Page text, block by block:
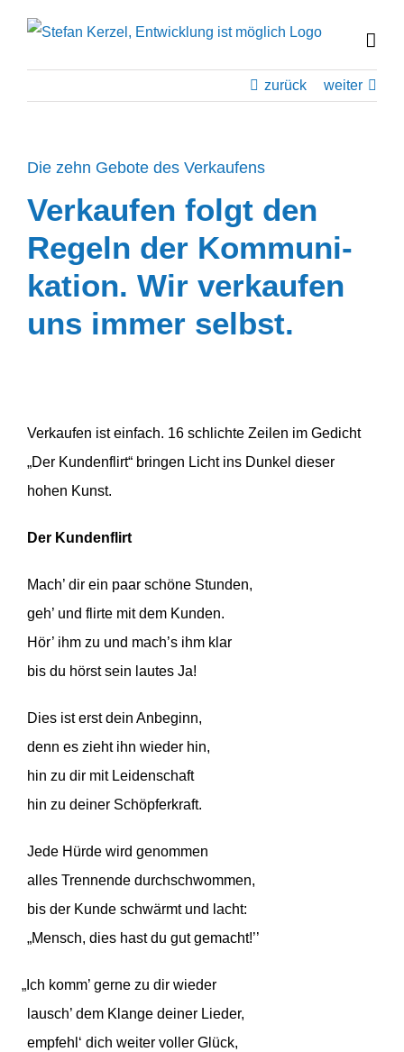
springen
zurück
weiter
Die zehn Gebote des Verkaufens
Verkaufen folgt den
Regeln der Kommu­ni­
kation. Wir verkaufen
uns immer selbst.
Verkaufen ist einfach. 16 schlichte Zeilen im Gedicht
„Der Kunden­flirt“ bringen Licht ins Dunkel dieser
hohen Kunst.
Der Kunden­flirt
Mach’ dir ein paar schöne Stunden,
geh’ und flirte mit dem Kunden.
Hör’ ihm zu und mach’s ihm klar
bis du hörst sein lautes Ja!
Dies ist erst dein Anbeginn,
denn es zieht ihn wieder hin,
hin zu dir mit Leidenschaft
hin zu deiner Schöpferkraft.
Jede Hürde wird genommen
alles Trennende durchschwommen,
bis der Kunde schwärmt und lacht:
„Mensch, dies hast du gut gemacht!’’
„Ich komm’ gerne zu dir wieder
lausch’ dem Klange deiner Lieder,
empfehl‘ dich weiter voller Glück,